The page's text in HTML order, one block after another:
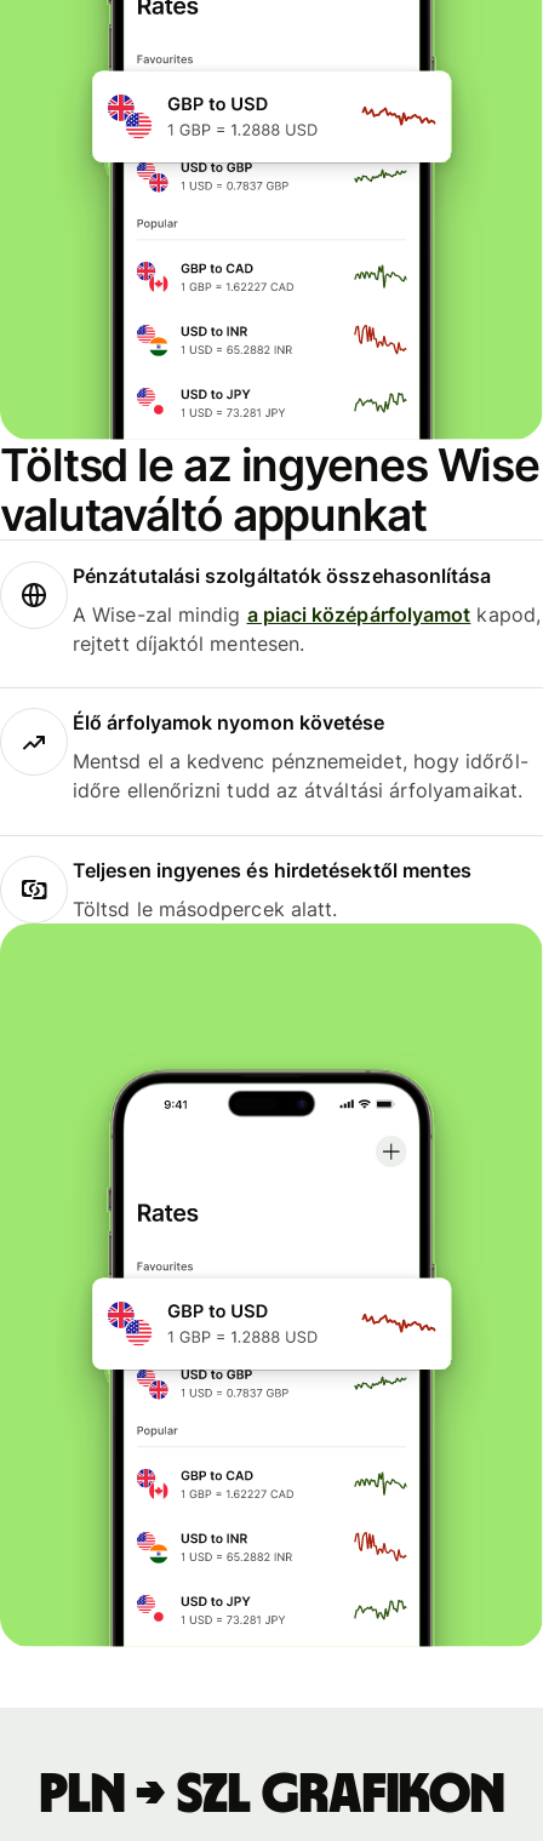
Töltsd le az ingyenes Wise
valutaváltó appunkat
Pénzátutalási szolgáltatók összehasonlítása
A Wise-zal mindig a piaci középárfolyamot kapod,
rejtett díjaktól mentesen.
Élő árfolyamok nyomon követése
Mentsd el a kedvenc pénznemeidet, hogy időről-
időre ellenőrizni tudd az átváltási árfolyamaikat.
Teljesen ingyenes és hirdetésektől mentes
Töltsd le másodpercek alatt.
PLN → SZL grafikon